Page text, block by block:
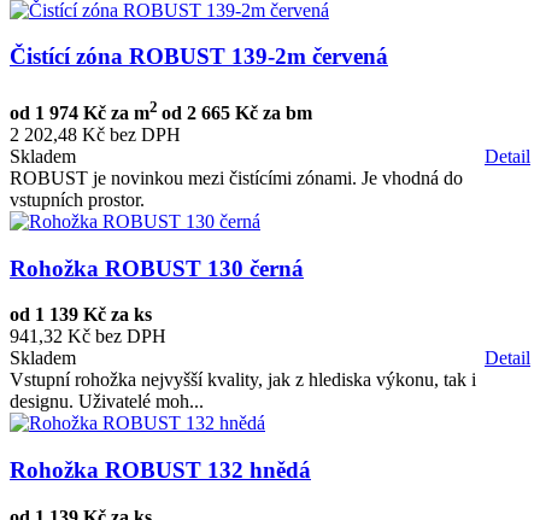
Čistící zóna ROBUST 139-2m červená
od 1 974 Kč za m2 od 2 665 Kč za bm
2 202,48 Kč bez DPH
Detail
Skladem
ROBUST je novinkou mezi čistícími zónami. Je vhodná do
vstupních prostor.
Rohožka ROBUST 130 černá
od 1 139 Kč za ks
941,32 Kč bez DPH
Detail
Skladem
Vstupní rohožka nejvyšší kvality, jak z hlediska výkonu, tak i
designu. Uživatelé moh...
Rohožka ROBUST 132 hnědá